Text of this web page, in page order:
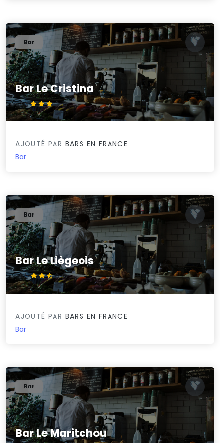
Bar Le Cristina
3.3/5
Bar
AJOUTÉ PAR BARS EN FRANCE
Bar
Bar Le Liègeois
2.9/5
Bar
AJOUTÉ PAR BARS EN FRANCE
Bar
Bar Le Maritchou
Bar